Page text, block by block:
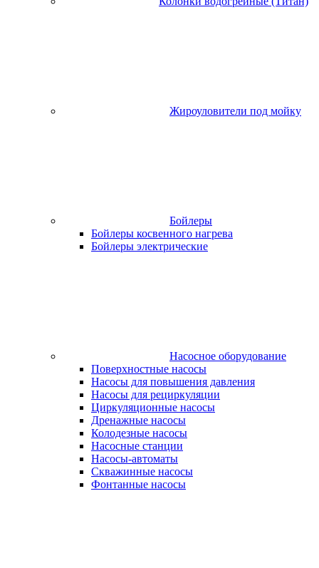
Жироуловители под мойку
Бойлеры
Бойлеры косвенного нагрева
Бойлеры электрические
Насосное оборудование
Поверхностные насосы
Насосы для повышения давления
Насосы для рециркуляции
Циркуляционные насосы
Дренажные насосы
Колодезные насосы
Насосные станции
Насосы-автоматы
Скважинные насосы
Фонтанные насосы